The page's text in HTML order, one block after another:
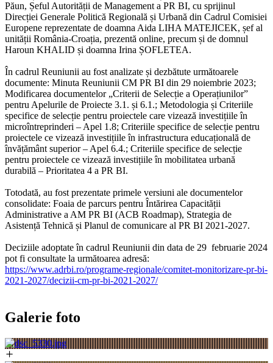
Păun, Șeful Autorității de Management a PR BI, cu sprijinul
Direcției Generale Politică Regională și Urbană din Cadrul Comisiei
Europene reprezentate de doamna Aida LIHA MATEJICEK, șef al
unității România-Croația, prezentă online, precum și de domnul
Haroun KHALID și doamna Irina ȘOFLETEA.
În cadrul Reuniunii au fost analizate și dezbătute următoarele
documente: Minuta Reuniunii CM PR BI din 29 noiembrie 2023;
Modificarea documentelor „Criterii de Selecție a Operațiunilor”
pentru Apelurile de Proiecte 3.1. și 6.1.; Metodologia și Criteriile
specifice de selecție pentru proiectele care vizează investițiile în
microîntreprinderi – Apel 1.8; Criteriile specifice de selecție pentru
proiectele ce vizează investițiile în infrastructura educațională de
învățământ superior – Apel 6.4.; Criteriile specifice de selecție
pentru proiectele ce vizează investițiile în mobilitatea urbană
durabilă – Prioritatea 4 a PR BI.
Totodată, au fost prezentate primele versiuni ale documentelor
consolidate: Foaia de parcurs pentru Întărirea Capacității
Administrative a AM PR BI (ACB Roadmap), Strategia de
Asistență Tehnică și Planul de comunicare al PR BI 2021-2027.
Deciziile adoptate în cadrul Reuniunii din data de 29 februarie 2024
pot fi consultate la următoarea adresă:
https://www.adrbi.ro/programe-regionale/comitet-monitorizare-pr-bi-
2021-2027/decizii-cm-pr-bi-2021-2027/
Galerie foto